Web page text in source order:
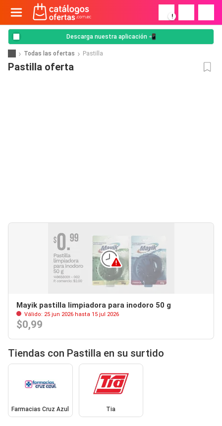
!
Descarga nuestra aplicación 📲
Todas las ofertas Pastilla
Pastilla oferta
Mayik pastilla limpiadora para inodoro 50 g
Válido: 25 jun 2026 hasta 15 jul 2026
$0,99
Tiendas con Pastilla en su surtido
Farmacias Cruz Azul Tia